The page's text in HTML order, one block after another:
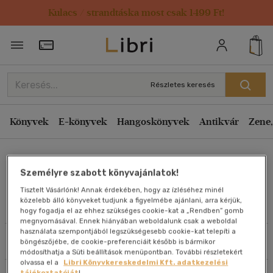
Kulacs / strandtáska most csak 1499 Ft!
Törzsvásárlói Kártya adatai
Részletes keresés
Könyvek E-könyvek Hangoskönyvek Antikvár
Művei
Szűrés Rendezés
Rendezés
Kiadás éve szerint csökkenő
Ár szerint csökkenő
Eladott darabszám szerint csökkenő
Eladott darabszám szerint növekvő
Cím szerint A-Z
Szerző szerint A-Z
Megjelenítés
Személyre szabott könyvajánlatok!
Tisztelt Vásárlónk! Annak érdekében, hogy az ízléséhez minél
közelebb álló könyveket tudjunk a figyelmébe ajánlani, arra kérjük,
hogy fogadja el az ehhez szükséges cookie-kat a „Rendben” gomb
megnyomásával. Ennek hiányában weboldalunk csak a weboldal
használata szempontjából legszükségesebb cookie-kat telepíti a
böngészőjébe, de cookie-preferenciáit később is bármikor
módosíthatja a Süti beállítások menüpontban. További részletekért
olvassa el a
Libri Könyvkereskedelmi Kft. adatkezelési